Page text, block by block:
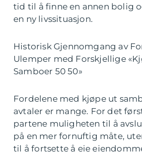
tid til å finne en annen bolig
en ny livssituasjon.
Historisk Gjennomgang av
Ulemper med Forskjellige
Samboer 50 50»
Fordelene med kjøpe ut
avtaler er mange. For det
partene muligheten til å
på en mer fornuftig måte,
til å fortsette å eie